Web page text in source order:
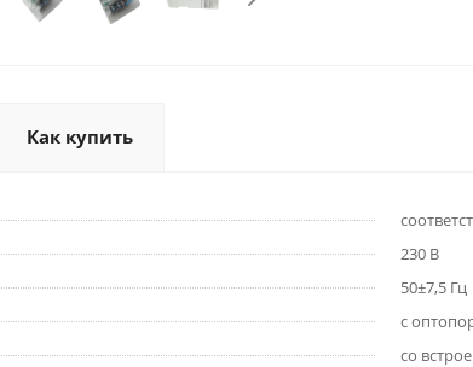
Как купить
230 B
50±7,5 Гц
с
со